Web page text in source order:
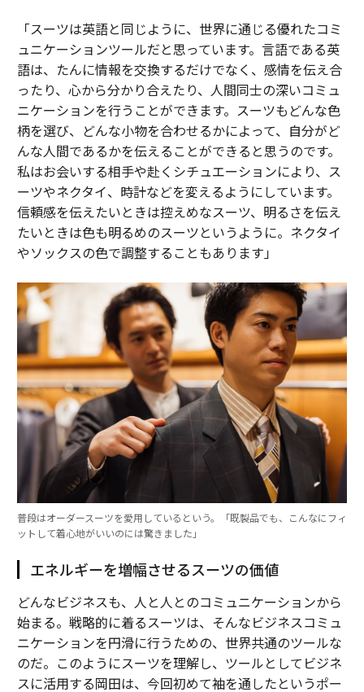
「スーツは英語と同じように、世界に通じる優れたコミ
ュニケーションツールだと思っています。言語である英
語は、たんに情報を交換するだけでなく、感情を伝え合
ったり、心から分かり合えたり、人間同士の深いコミュ
ニケーションを行うことができます。スーツもどんな色
柄を選び、どんな小物を合わせるかによって、自分がど
んな人間であるかを伝えることができると思うのです。
私はお会いする相手や赴くシチュエーションにより、ス
ーツやネクタイ、時計などを変えるようにしています。
信頼感を伝えたいときは控えめなスーツ、明るさを伝え
たいときは色も明るめのスーツというように。ネクタイ
やソックスの色で調整することもあります」
普段はオーダースーツを愛用しているという。「既製品でも、こんなにフィ
ットして着心地がいいのには驚きました」
エネルギーを増幅させるスーツの価値
どんなビジネスも、人と人とのコミュニケーションから
始まる。戦略的に着るスーツは、そんなビジネスコミュ
ニケーションを円滑に行うための、世界共通のツールな
のだ。このようにスーツを理解し、ツールとしてビジネ
スに活用する岡田は、今回初めて袖を通したというポー